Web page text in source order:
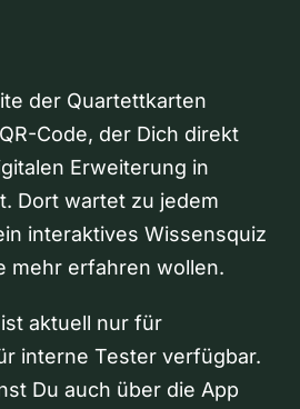
der Quartettkarten
Code, der Dich direkt
Erweiterung in
Dort wartet zu jedem
interaktives Wissensquiz
mehr erfahren wollen.
aktuell nur für
interne Tester verfügbar.
Du auch über die App